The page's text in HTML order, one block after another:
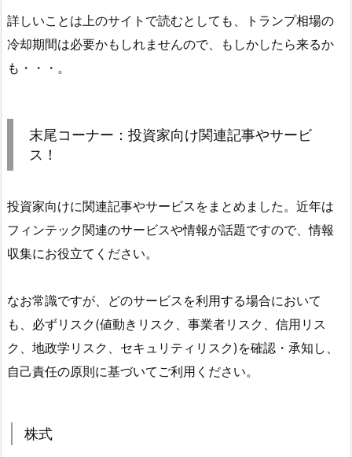
詳しいことは上のサイトで読むとしても、トランプ相場の
冷却期間は必要かもしれませんので、もしかしたら来るか
も・・・。
末尾コーナー：投資家向け関連記事やサービ
ス！
投資家向けに関連記事やサービスをまとめました。近年は
フィンテック関連のサービスや情報が話題ですので、情報
収集にお役立てください。
なお常識ですが、どのサービスを利用する場合において
も、必ずリスク(値動きリスク、事業者リスク、信用リス
ク、地政学リスク、セキュリティリスク)を確認・承知し、
自己責任の原則に基づいてご利用ください。
株式